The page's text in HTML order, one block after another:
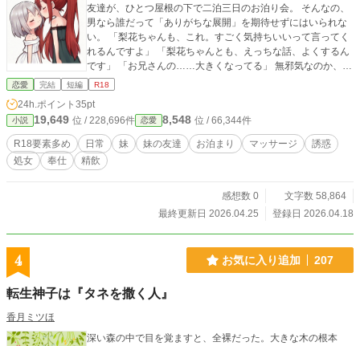
友達が、ひとつ屋根の下で二泊三日のお泊り会。 そんなの、
男なら誰だって「ありがちな展開」を期待せずにはいられな
い。 「梨花ちゃんも、これ。すごく気持ちいいって言ってく
れるんですよ」 「梨花ちゃんとも、えっちな話、よくするん
です」 「お兄さんの……大きくなってる」 無邪気なのか、そ
れとも―― 妹がいる目の前で、ひなちゃんの顔に……。 無自
NE交換をきっかけに、えっちな方向に進んでいった「ある日
常」の物語。 ******** この作品は、ノクターンノベルズ様に
も投稿しています
恋愛 完結 短編 R18
24h.ポイント 35pt
小説 19,649 位 / 228,696件 恋愛 8,548 位 / 66,344件
R18要素多め 日常 妹 妹の友達 お泊まり マッサージ
誘惑
処女
奉仕 精飲
感想数 0
文字数 58,864
最終更新日 2026.04.25
登録日 2026.04.18
4 お気に入り追加 207
転生神子は『タネを撒く人』
香月ミツほ
深い森の中で目を覚ますと、全裸だった。大きな木の根本